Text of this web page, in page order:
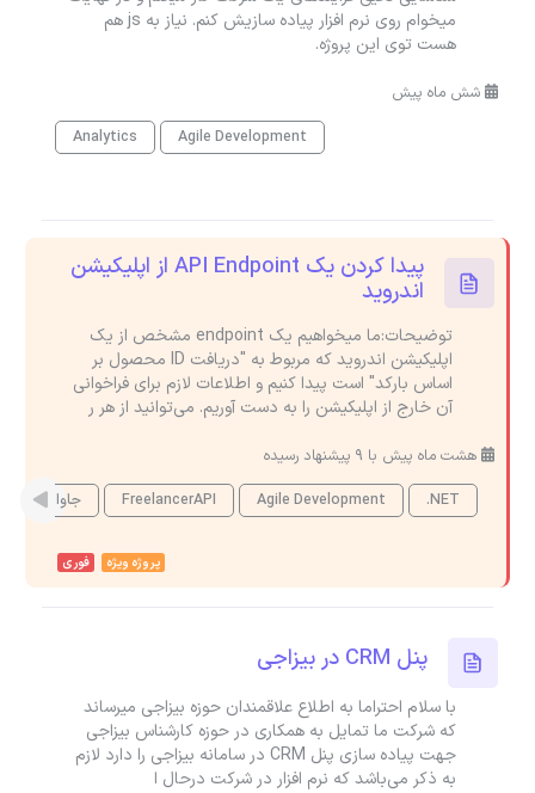
میخوام روی نرم افزار پیاده سازیش کنم. نیاز به js هم
هست توی این پروژه.
شش ماه پیش
Agile Development
Analytics
پیدا کردن یک API Endpoint از اپلیکیشن
اندروید
توضیحات:ما میخواهیم یک endpoint مشخص از یک
اپلیکیشن اندروید که مربوط به "دریافت ID محصول بر
اساس بارکد" است پیدا کنیم و اطلاعات لازم برای فراخوانی
آن خارج از اپلیکیشن را به دست آوریم. می‌توانید از هر ر
هشت ماه پیش با 9 پیشنهاد رسیده
.NET
Agile Development
FreelancerAPI جاوا
پروژه ویژه فوری
پنل CRM در بیزاجی
با سلام احتراما به اطلاع علاقمندان حوزه بیزاجی میرساند
که شرکت ما تمایل به همکاری در حوزه کارشناس بیزاجی
جهت پیاده سازی پنل CRM در سامانه بیزاجی را دارد لازم
به ذکر می‌باشد که نرم افزار در شرکت درحال ا